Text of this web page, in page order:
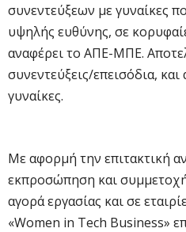
συνεντεύξεων με γυναίκες
υψηλής ευθύνης, σε
αναφέρει το ΑΠΕ-ΜΠΕ.
συνεντεύξεις/επεισόδια, και
γυναίκες.
Με αφορμή την επιτακτική
εκπροσώπηση και
αγορά εργασίας και σε
«Women in Tech Business»